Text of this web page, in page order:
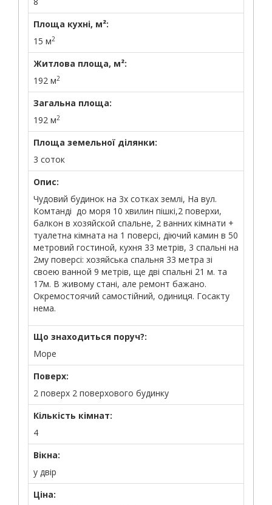
Площа кухні, м²:
15 м2
Житлова площа, м²:
192 м2
Загальна площа:
192 м2
Площа земельної ділянки:
3 соток
Опис:
Чудовий будинок на 3х сотках землі, На вул.
Комтанді до моря 10 хвилин пішкі,2 поверхи,
балкон в хозяйской спальне, 2 ванних кімнати +
туалетна кімната на 1 поверсі, діючий камин в 50
метровий гостиной, кухня 33 метрів, 3 спальні на
2му поверсі: хозяйська спальня 33 метра зі
своею ванной 9 метрів, ще дві спальні 21 м. та
17м. В живому стані, але ремонт бажано.
Окремостоячий самостійний, одиниця. Госакту
нема.
Що знаходиться поруч?:
Море
Поверх:
2 поверх 2 поверхового будинку
Кількість кімнат:
4
Вікна:
у двір
Ціна: